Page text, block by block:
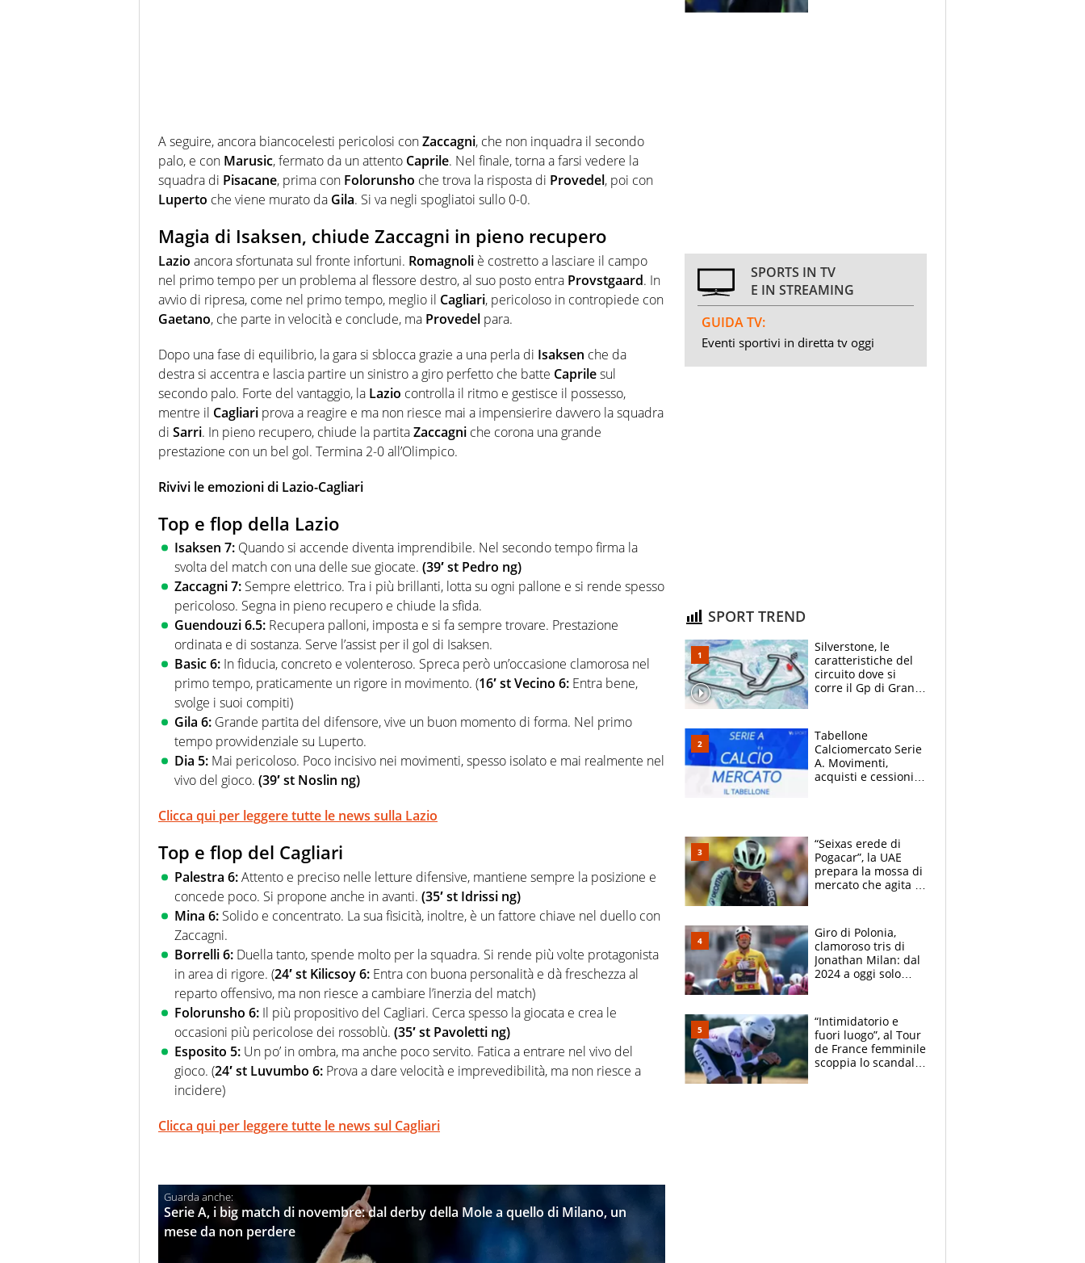
A seguire, ancora biancocelesti pericolosi conZaccagni, che non inquadra il secondo
palo, e con Marusic, fermato da un attento Caprile. Nel finale, torna a farsi vedere la
squadra di Pisacane, prima con Folorunsho che trova la risposta di Provedel, poi con
Luperto che viene murato da Gila. Si va negli spogliatoi sullo 0-0.
Magia di Isaksen, chiude Zaccagni in pieno recupero
Lazio ancora sfortunata sul fronte infortuni. Romagnoli è costretto a lasciare il campo
nel primo tempo per un problema al flessore destro, al suo posto entra Provstgaard. In
avvio di ripresa, come nel primo tempo, meglio il Cagliari, pericoloso in contropiede con
Gaetano, che parte in velocità e conclude, ma Provedel para.
Dopo una fase di equilibrio, la gara si sblocca grazie a una perla di Isaksen che da
destra si accentra e lascia partire un sinistro a giro perfetto che batte Caprilesul
secondo palo. Forte del vantaggio, la Lazio controlla il ritmo e gestisce il possesso,
mentre il Cagliari prova a reagire e ma non riesce mai a impensierire davvero la squadra
di Sarri. In pieno recupero, chiude la partitaZaccagni che corona una grande
prestazione con un bel gol. Termina 2-0 all’Olimpico.
Rivivi le emozioni di Lazio-Cagliari
Top e flop della Lazio
Isaksen 7: Quando si accende diventa imprendibile. Nel secondo tempo firma la
svolta del match con una delle sue giocate. (39′ st Pedro ng)
Zaccagni 7: Sempre elettrico. Tra i più brillanti, lotta su ogni pallone e si rende spesso
pericoloso. Segna in pieno recupero e chiude la sfida.
Guendouzi 6.5: Recupera palloni, imposta e si fa sempre trovare. Prestazione
ordinata e di sostanza. Serve l’assist per il gol di Isaksen.
Basic 6: In fiducia, concreto e volenteroso. Spreca però un’occasione clamorosa nel
primo tempo, praticamente un rigore in movimento. (16′ st Vecino 6: Entra bene,
svolge i suoi compiti)
Gila 6: Grande partita del difensore, vive un buon momento di forma. Nel primo
tempo provvidenziale su Luperto.
Dia 5: Mai pericoloso. Poco incisivo nei movimenti, spesso isolato e mai realmente nel
vivo del gioco. (39′ st Noslin ng)
Clicca qui per leggere tutte le news sulla Lazio
Top e flop del Cagliari
Palestra 6:Attento e preciso nelle letture difensive, mantiene sempre la posizione e
concede poco. Si propone anche in avanti. (35′ st Idrissi ng)
Mina 6: Solido e concentrato. La sua fisicità, inoltre, è un fattore chiave nel duello con
Zaccagni.
Borrelli 6: Duella tanto, spende molto per la squadra. Si rende più volte protagonista
in area di rigore. (24′ st Kilicsoy 6: Entra con buona personalità e dà freschezza al
reparto offensivo, ma non riesce a cambiare l’inerzia del match)
Folorunsho 6: Il più propositivo del Cagliari. Cerca spesso la giocata e crea le
occasioni più pericolose dei rossoblù. (35′ st Pavoletti ng)
Esposito 5: Un po’ in ombra, ma anche poco servito. Fatica a entrare nel vivo del
gioco. (24′ st Luvumbo 6: Prova a dare velocità e imprevedibilità, ma non riesce a
incidere)
Clicca qui per leggere tutte le news sul Cagliari
Serie A, i big match di novembre: dal derby della Mole a quello di Milano, un
mese da non perdere
SPORTS IN TV
E IN STREAMING
GUIDA TV:
Eventi sportivi in diretta tv oggi
SPORT TREND
Silverstone, le
caratteristiche del
circuito dove si
corre il Gp di Gran
Tabellone
Calciomercato Serie
A. Movimenti,
acquisti e cessioni:
“Seixas erede di
Pogacar”, la UAE
prepara la mossa di
mercato che agita la
a Burgos
Giro di Polonia,
clamoroso tris di
Jonathan Milan: dal
2024 a oggi solo
e Skerl
“Intimidatorio e
fuori luogo”, al Tour
de France femminile
scoppia lo scandalo: